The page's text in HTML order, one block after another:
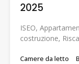
2025
ISEO,
costruzione,
Camere da letto